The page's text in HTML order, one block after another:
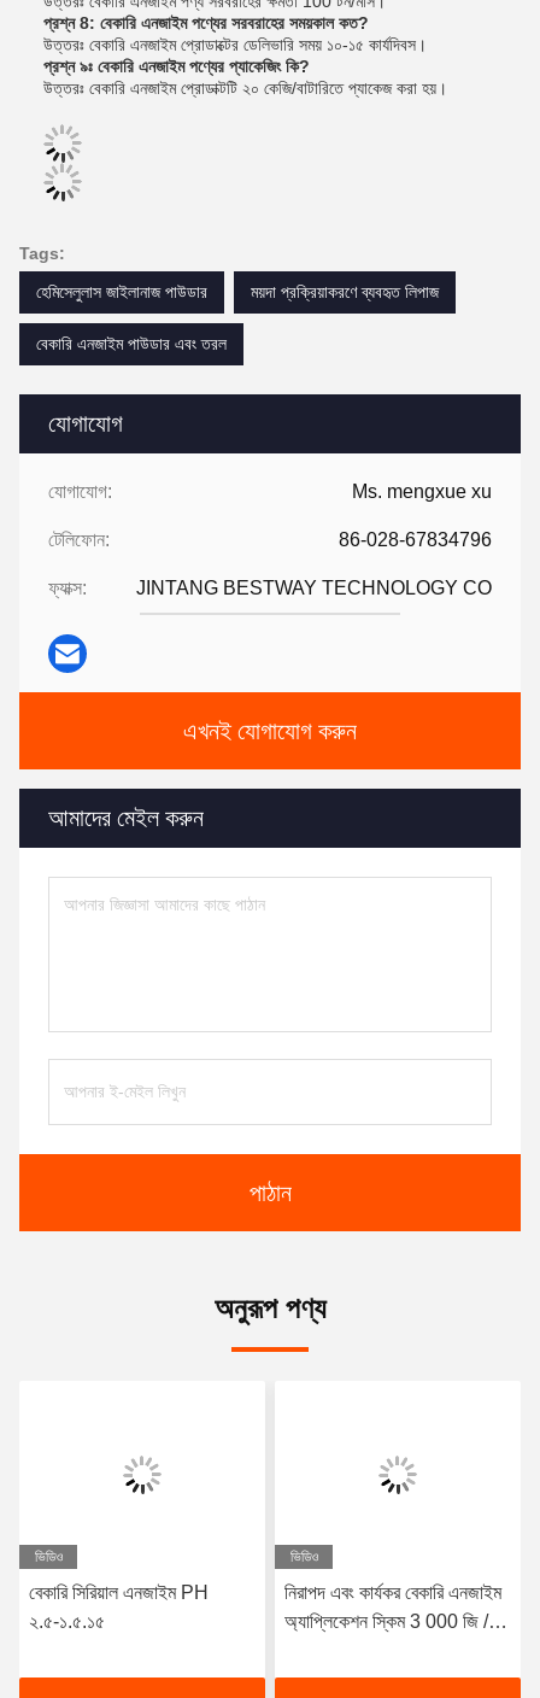
যোগাযোগ
যোগাযোগ: Ms. mengxue xu
টেলিফোন: 86-028-67834796
ফ্যাক্স: JINTANG BESTWAY TECHNOLOGY CO
এখনই যোগাযোগ করুন
আমাদের মেইল করুন
পাঠান
প্রশ্ন 8: বেকারি এনজাইম পণ্যের সরবরাহের সময়কাল কত?
উত্তরঃ বেকারি এনজাইম প্রোডাক্টের ডেলিভারি সময় ১০-১৫ কার্যদিবস।
প্রশ্ন ৯ঃ বেকারি এনজাইম পণ্যের প্যাকেজিং কি?
উত্তরঃ বেকারি এনজাইম প্রোডাক্টটি ২০ কেজি/বাটারিতে প্যাকেজ করা হয়।
Tags:
হেমিসেলুলাস জাইলানাজ পাউডার
ময়দা প্রক্রিয়াকরণে ব্যবহৃত লিপাজ
বেকারি এনজাইম পাউডার এবং তরল
অনুরূপ পণ্য
ভিডিও
বেকারি সিরিয়াল এনজাইম PH
২.৫-১.৫.১৫
ভিডিও
নিরাপদ এবং কার্যকর বেকারি এনজাইম
অ্যাপ্লিকেশন স্কিম 3 000 জি / টি